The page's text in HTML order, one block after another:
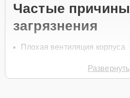
Частые причины
загрязнения
Плохая вентиляция корпуса
Неисправность системы
Развернуть